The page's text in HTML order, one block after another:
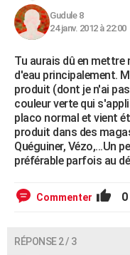
Bricolage
Lifestyle
Culture
Sport
Auto
Television
Voyage
Cinema
Gudule 8
24 janv. 2012 à 22:00
Tu aurais dû en
d'eau principalement.
produit (dont je n'ai
couleur verte qui
placo normal et vient
produit dans des
Quéguiner, Vézo,...Un
préférable parfois au
Commenter 0
RÉPONSE 2 / 3